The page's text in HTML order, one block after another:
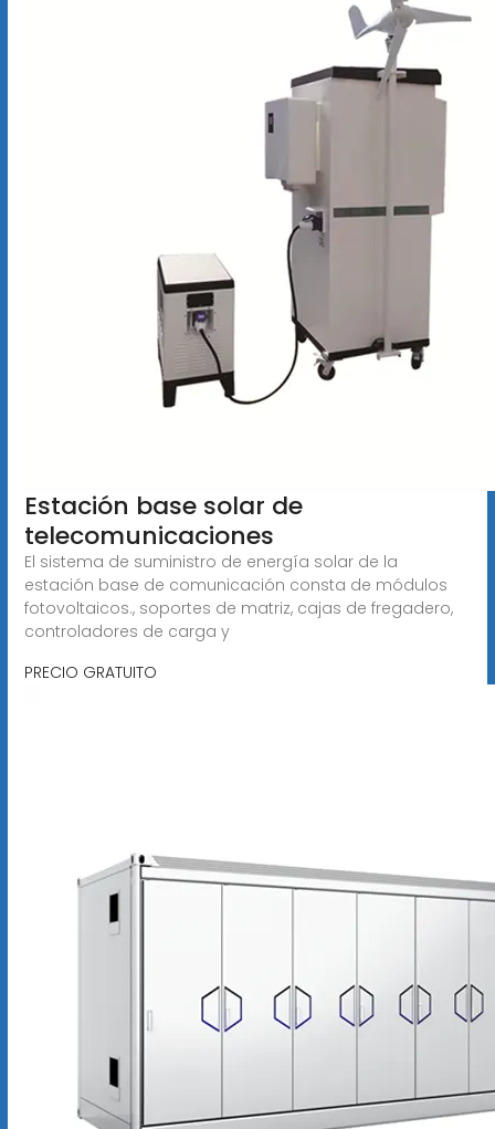
Estación base solar de
telecomunicaciones
El sistema de suministro de energía solar de la
estación base de comunicación consta de módulos
fotovoltaicos., soportes de matriz, cajas de fregadero,
controladores de carga y
PRECIO GRATUITO